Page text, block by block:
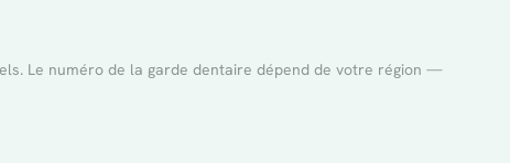
Le numéro de la garde dentaire dépend de votre région —